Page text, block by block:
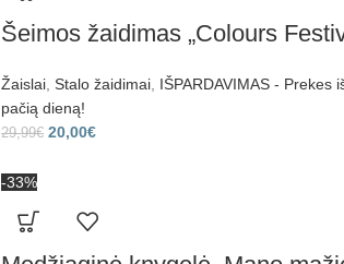
Šeimos žaidimas „Colours
Žaislai, Stalo žaidimai, IŠPARDAVIMAS - Prekes
pačią dieną!
29,99€ 20,00€
-33%